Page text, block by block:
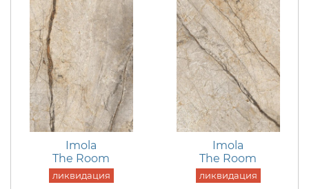
Imola
The Room
Imola
The Room